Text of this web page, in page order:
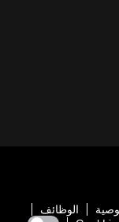
الوظائف